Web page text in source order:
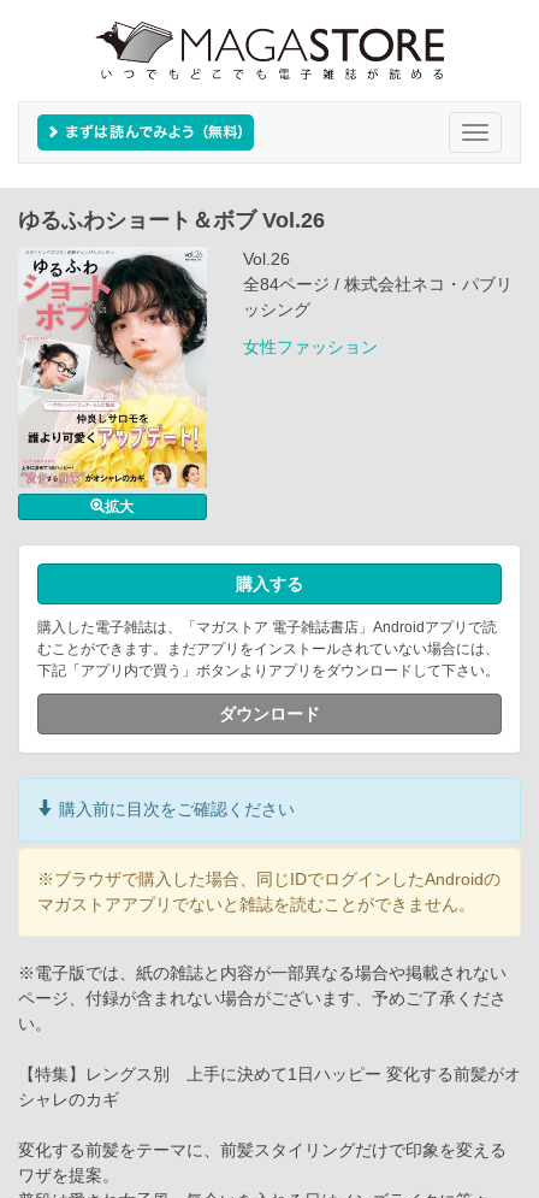
Toggle
ゆるふわショート＆ボブ Vol.26
拡大
Vol.26
全84ページ / 株式会社ネコ・パブリ
ッシング
女性ファッション
購入する
購入した電子雑誌は、「マガストア 電子雑誌書店」Androidアプリで読
むことができます。まだアプリをインストールされていない場合には、
下記「アプリ内で買う」ボタンよりアプリをダウンロードして下さい。
ダウンロード
購入前に目次をご確認ください
※ブラウザで購入した場合、同じIDでログインしたAndroidの
マガストアアプリでないと雑誌を読むことができません。
※電子版では、紙の雑誌と内容が一部異なる場合や掲載されない
ページ、付録が含まれない場合がございます、予めご了承くださ
い。
【特集】レングス別 上手に決めて1日ハッピー 変化する前髪がオ
シャレのカギ
変化する前髪をテーマに、前髪スタイリングだけで印象を変える
ワザを提案。